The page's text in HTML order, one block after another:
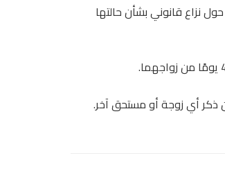
نزاع قانوني بشأن حالتها